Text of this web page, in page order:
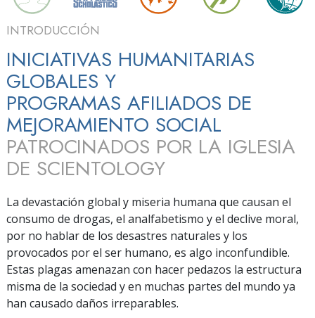
INTRODUCCIÓN
INICIATIVAS HUMANITARIAS
GLOBALES Y
PROGRAMAS AFILIADOS DE
MEJORAMIENTO SOCIAL
PATROCINADOS POR LA IGLESIA
DE SCIENTOLOGY
La devastación global y miseria humana que causan el
consumo de drogas, el analfabetismo y el declive moral,
por no hablar de los desastres naturales y los
provocados por el ser humano, es algo inconfundible.
Estas plagas amenazan con hacer pedazos la estructura
misma de la sociedad y en muchas partes del mundo ya
han causado daños irreparables.